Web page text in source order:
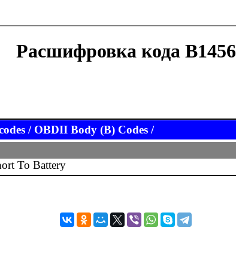
Расшифровка кода B1456
/ OBDII Body (B) Codes /
To Battery